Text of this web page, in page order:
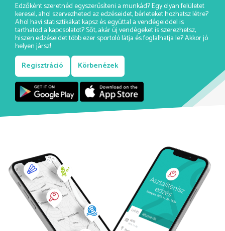
Edzőként szeretnéd egyszerűsíteni a munkád? Egy olyan felületet
keresel, ahol szervezheted az edzéseidet, bérleteket hozhatsz létre?
Ahol havi statisztikákat kapsz és egyúttal a vendégeiddel is
tarthatod a kapcsolatot? Sőt, akár új vendégeket is szerezhetsz,
hiszen edzéseidet több ezer sportoló látja és foglalhatja le? Akkor jó
helyen jársz!
Regisztráció
Körbenézek